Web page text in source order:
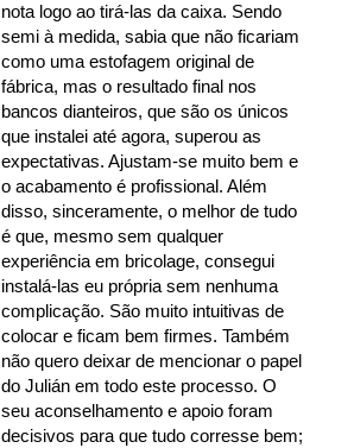
nota logo ao tirá-las da caixa. Sendo
semi à medida, sabia que não ficariam
como uma estofagem original de
fábrica, mas o resultado final nos
bancos dianteiros, que são os únicos
que instalei até agora, superou as
expectativas. Ajustam-se muito bem e
o acabamento é profissional. Além
disso, sinceramente, o melhor de tudo
é que, mesmo sem qualquer
experiência em bricolage, consegui
instalá-las eu própria sem nenhuma
complicação. São muito intuitivas de
colocar e ficam bem firmes. Também
não quero deixar de mencionar o papel
do Julián em todo este processo. O
seu aconselhamento e apoio foram
decisivos para que tudo corresse bem;